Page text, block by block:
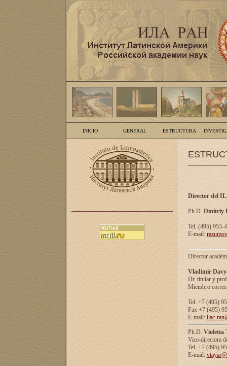
INICIO GENERAL ESTRUCTURA
Director del
Ph.D. Dmitriy
Tel. (495) 953-
E-mail:
Director
Vladimir
Dr. titular y
Miembro
Tel. +7 (495)
Fax +7 (495)
E-mail: ilac-
Ph.D. Violetta
Vice-directora
Tel. +7 (495)
E-mail: